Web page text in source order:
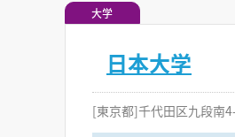
大学
日本大学
[東京都]千代田区九段南